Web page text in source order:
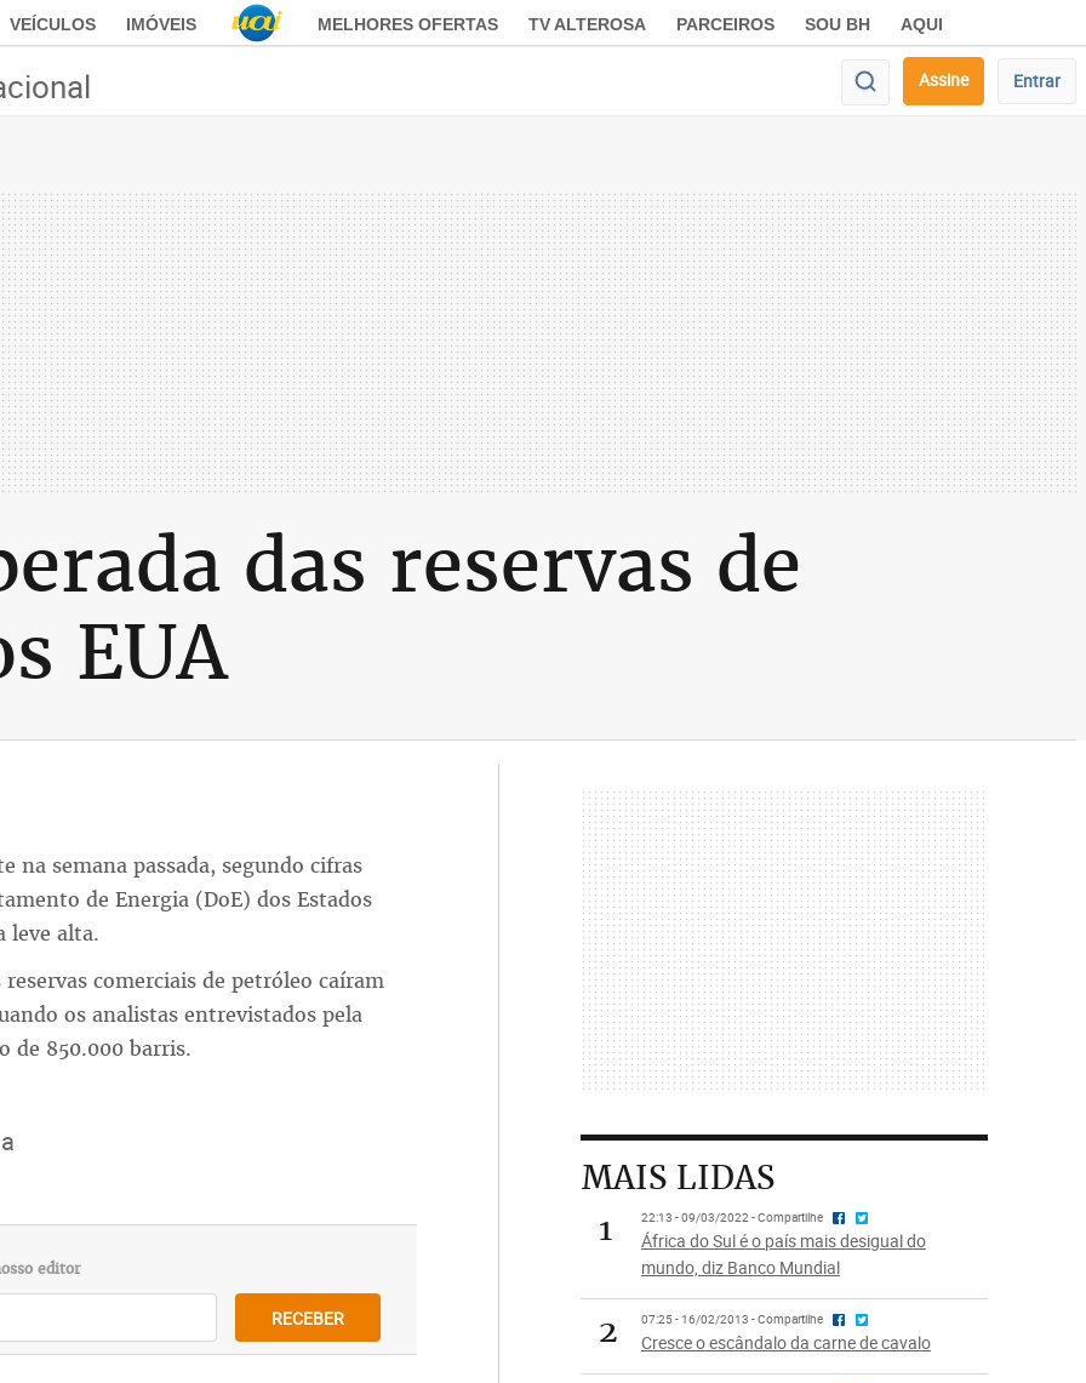
VEÍCULOS IMÓVEIS MELHORES OFERTAS TV ALTEROSA PARCEIROS SOU BH AQUI
Assine Entrar
das reservas de
EUA
na semana passada, segundo cifras
de Energia (DoE) dos Estados
leve alta.
comerciais de petróleo caíram
os analistas entrevistados pela
de 850.000 barris.
editor
RECEBER
MAIS LIDAS
1
22:13 - 09/03/2022 - Compartilhe
África do Sul é o país mais desigual do
mundo, diz Banco Mundial
2 07:25 - 16/02/2013 - Compartilhe
Cresce o escândalo da carne de cavalo